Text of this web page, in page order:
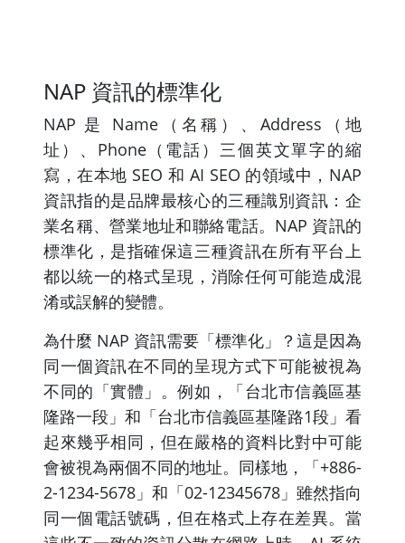
NAP 資訊的標準化
NAP 是 Name（名稱）、Address（地
址）、Phone（電話）三個英文單字的縮
寫，在本地 SEO 和 AI SEO 的領域中，NAP
資訊指的是品牌最核心的三種識別資訊：企
業名稱、營業地址和聯絡電話。NAP 資訊的
標準化，是指確保這三種資訊在所有平台上
都以統一的格式呈現，消除任何可能造成混
淆或誤解的變體。
為什麼 NAP 資訊需要「標準化」？這是因為
同一個資訊在不同的呈現方式下可能被視為
不同的「實體」。例如，「台北市信義區基
隆路一段」和「台北市信義區基隆路1段」看
起來幾乎相同，但在嚴格的資料比對中可能
會被視為兩個不同的地址。同樣地，「+886-
2-1234-5678」和「02-12345678」雖然指向
同一個電話號碼，但在格式上存在差異。當